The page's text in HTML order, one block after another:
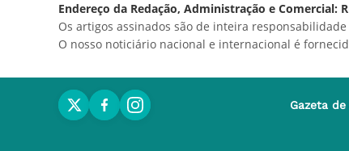
Endereço da Redação, Administração e Comercial:
Os artigos assinados são de inteira
O nosso noticiário nacional e internacional é
Gazeta de